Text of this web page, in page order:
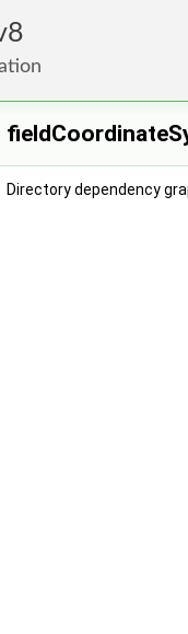
8
Foundation
Directory dependency